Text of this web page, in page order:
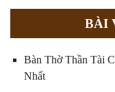
BÀI
Bàn Thờ Thần Tài
Nhất